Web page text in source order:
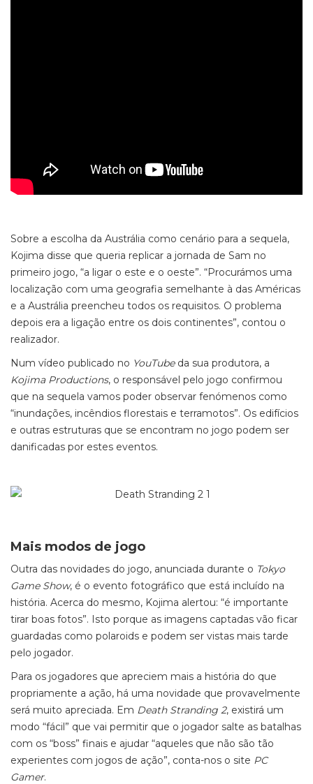
Sobre a escolha da Austrália como cenário para a sequela,
Kojima disse que queria replicar a jornada de Sam no
primeiro jogo, “a ligar o este e o oeste”. “Procurámos uma
localização com uma geografia semelhante à das Américas
e a Austrália preencheu todos os requisitos. O problema
depois era a ligação entre os dois continentes”, contou o
realizador.
Num vídeo publicado no YouTubeda sua produtora, a
Kojima Productions, o responsável pelo jogo confirmou
que na sequela vamos poder observar fenómenos como
“inundações, incêndios florestais e terramotos”. Os edifícios
e outras estruturas que se encontram no jogo podem ser
danificadas por estes eventos.
Mais modos de jogo
Outra das novidades do jogo, anunciada durante o Tokyo
Game Show, é o evento fotográfico que está incluído na
história. Acerca do mesmo, Kojima alertou: “é importante
tirar boas fotos”. Isto porque as imagens captadas vão ficar
guardadas como polaroids e podem ser vistas mais tarde
pelo jogador.
Para os jogadores que apreciem mais a história do que
propriamente a ação, há uma novidade que provavelmente
será muito apreciada. Em Death Stranding 2, existirá um
modo “fácil” que vai permitir que o jogador salte as batalhas
com os “boss” finais e ajudar “aqueles que não são tão
experientes com jogos de ação”, conta-nos o site PC
Gamer.